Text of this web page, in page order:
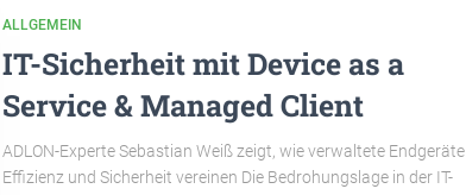
ALLGEMEIN
IT-Sicherheit mit Device as a
Service & Managed Client
ADLON-Experte Sebastian Weiß zeigt, wie verwaltete Endgeräte
Effizienz und Sicherheit vereinen Die Bedrohungslage in der IT-